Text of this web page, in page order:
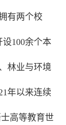
有两个校
设100余个本
林业与环境
年以来连续
高等教育世